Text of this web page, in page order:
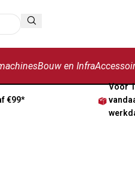
Bouw en Infra
€99*
Voor